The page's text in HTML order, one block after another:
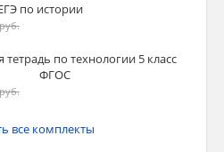
по истории
тетрадь по технологии 5 класс
ФГОС
все комплекты